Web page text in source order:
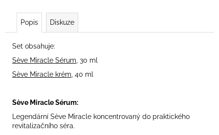
Popis Diskuze
Set obsahuje:
Sève Miracle Sérum , 30 ml
Sève Miracle krém , 40 ml
Sève Miracle Sérum:
Legendární Sève Miracle koncentrovaný do praktického
revitalizačního séra.
e
-
REGENERAČNÍ
A
UP
02
890